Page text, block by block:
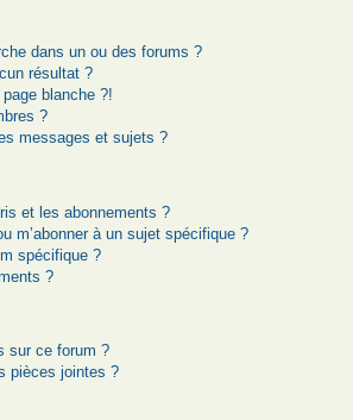
dans un ou des forums ?
résultat ?
blanche ?!
?
messages et sujets ?
et les abonnements ?
m’abonner à un sujet spécifique ?
spécifique ?
?
sur ce forum ?
pièces jointes ?